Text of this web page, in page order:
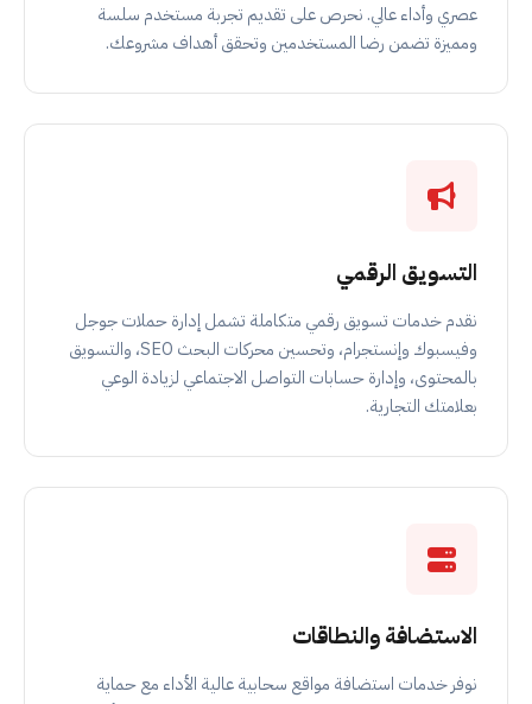
عصري وأداء عالي. نحرص على تقديم تجربة مستخدم سلسة
ومميزة تضمن رضا المستخدمين وتحقق أهداف مشروعك.
التسويق الرقمي
نقدم خدمات تسويق رقمي متكاملة تشمل إدارة حملات جوجل
وفيسبوك وإنستجرام، وتحسين محركات البحث SEO، والتسويق
بالمحتوى، وإدارة حسابات التواصل الاجتماعي لزيادة الوعي
بعلامتك التجارية.
الاستضافة والنطاقات
نوفر خدمات استضافة مواقع سحابية عالية الأداء مع حماية